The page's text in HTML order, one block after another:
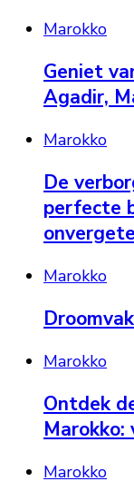
Marokko
Geniet
Agadir,
Marokko
De
perfecte
Marokko
Marokko
Ontdek
Marokko